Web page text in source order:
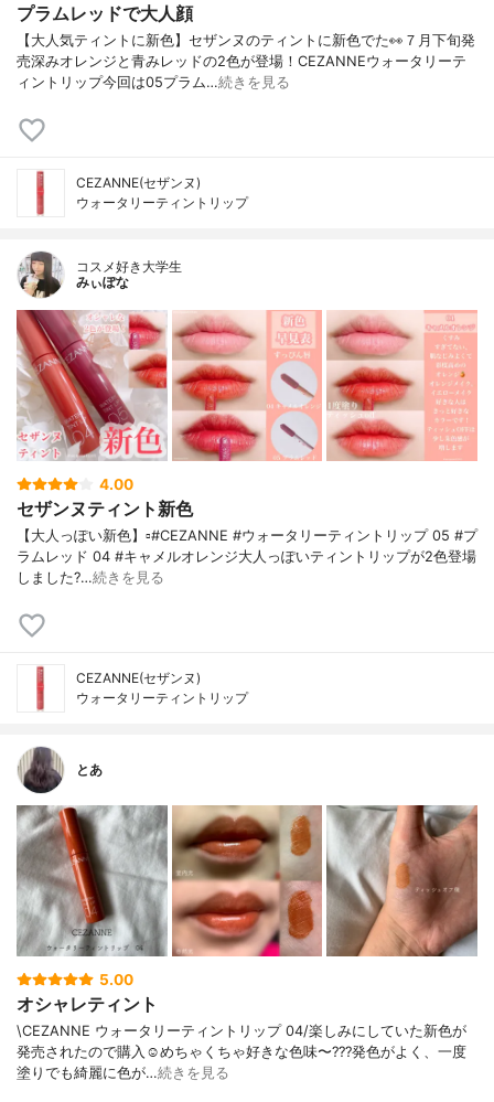
プラムレッドで大人顔
【大人気ティントに新色】セザンヌのティントに新色でた👀７月下旬発
売深みオレンジと青みレッドの2色が登場！CEZANNEウォータリーテ
ィントリップ今回は05プラム…続きを見る
CEZANNE(セザンヌ)
ウォータリーティントリップ
コスメ好き大学生
みぃぽな
4.00
セザンヌティント新色
【大人っぽい新色】▫️#CEZANNE #ウォータリーティントリップ 05 #プ
ラムレッド 04 #キャメルオレンジ大人っぽいティントリップが2色登場
しました?…続きを見る
CEZANNE(セザンヌ)
ウォータリーティントリップ
とあ
5.00
オシャレティント
\CEZANNE ウォータリーティントリップ 04/楽しみにしていた新色が
発売されたので購入☺️めちゃくちゃ好きな色味〜???発色がよく、一度
塗りでも綺麗に色が…続きを見る